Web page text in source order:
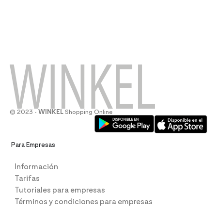
© 2023 - WINKEL Shopping Online
Para Empresas
Información
Tarifas
Tutoriales para empresas
Términos y condiciones para empresas